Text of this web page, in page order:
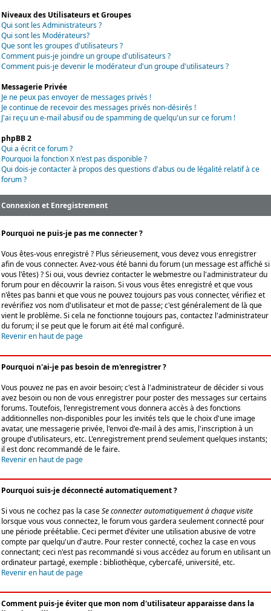
Niveaux des Utilisateurs et Groupes
Qui sont les Administrateurs ?
Qui sont les Modérateurs?
Que sont les groupes d'utilisateurs ?
Comment puis-je joindre un groupe d'utilisateurs ?
Comment puis-je devenir le modérateur d'un groupe d'utilisateurs ?
Messagerie Privée
Je ne peux pas envoyer de messages privés !
Je continue de recevoir des messages privés non-désirés !
J'ai reçu un e-mail abusif ou de spamming de quelqu'un sur ce forum !
phpBB 2
Qui a écrit ce forum ?
Pourquoi la fonction X n'est pas disponible ?
Qui dois-je contacter à propos des questions d'abus ou de légalité relatif à ce
forum ?
Connexion et Enregistrement
Pourquoi ne puis-je pas me connecter ?
Vous êtes-vous enregistré ? Plus sérieusement, vous devez vous enregistrer
afin de vous connecter. Avez-vous été banni du forum (un message est affiché si
vous l'êtes) ? Si oui, vous devriez contacter le webmestre ou l'administrateur du
forum pour en découvrir la raison. Si vous vous êtes enregistré et que vous
n'êtes pas banni et que vous ne pouvez toujours pas vous connecter, vérifiez et
revérifiez vos nom d'utilisateur et mot de passe; c'est généralement de là que
vient le problème. Si cela ne fonctionne toujours pas, contactez l'administrateur
du forum; il se peut que le forum ait été mal configuré.
Revenir en haut de page
Pourquoi n'ai-je pas besoin de m'enregistrer ?
Vous pouvez ne pas en avoir besoin; c'est à l'administrateur de décider si vous
avez besoin ou non de vous enregistrer pour poster des messages sur certains
forums. Toutefois, l'enregistrement vous donnera accès à des fonctions
additionnelles non-disponibles pour les invités tels que le choix d'une image
avatar, une messagerie privée, l'envoi d'e-mail à des amis, l'inscription à un
groupe d'utilisateurs, etc. L'enregistrement prend seulement quelques instants;
il est donc recommandé de le faire.
Revenir en haut de page
Pourquoi suis-je déconnecté automatiquement ?
Si vous ne cochez pas la caseSe connecter automatiquement à chaque visite
lorsque vous vous connectez, le forum vous gardera seulement connecté pour
une période préétablie. Ceci permet d'éviter une utilisation abusive de votre
compte par quelqu'un d'autre. Pour rester connecté, cochez la case en vous
connectant; ceci n'est pas recommandé si vous accédez au forum en utilisant un
ordinateur partagé, exemple : bibliothèque, cybercafé, université, etc.
Revenir en haut de page
Comment puis-je éviter que mon nom d'utilisateur apparaisse dans la